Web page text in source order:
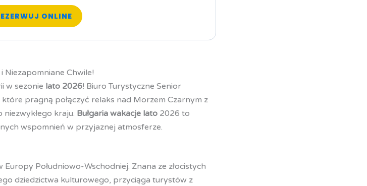
ONLINE
Niezapomniane Chwile!
w sezonie lato 2026! Biuro Turystyczne Senior
pragną połączyć relaks nad Morzem Czarnym z
kraju. Bułgaria wakacje lato 2026 to
wspomnień w przyjaznej atmosferze.
Południowo-Wschodniej. Znana ze złocistych
dziedzictwa kulturowego, przyciąga turystów z